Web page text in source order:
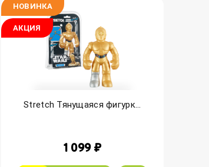
НОВИНКА
АКЦИЯ
Stretch Тянущаяся фигурк...
1 099 ₽